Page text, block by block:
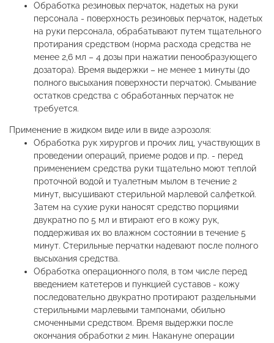
Обработка резиновых перчаток, надетых на руки
персонала - поверхность резиновых перчаток, надетых
на руки персонала, обрабатывают путем тщательного
протирания средством (норма расхода средства не
менее 2,6 мл – 4 дозы при нажатии пенообразующего
дозатора). Время выдержки – не менее 1 минуты (до
полного высыхания поверхности перчаток). Смывание
остатков средства с обработанных перчаток не
требуется.
Применение в жидком виде или в виде аэрозоля:
Обработка рук хирургов и прочих лиц, участвующих в
проведении операций, приеме родов и пр. - перед
применением средства руки тщательно моют теплой
проточной водой и туалетным мылом в течение 2
минут, высушивают стерильной марлевой салфеткой.
Затем на сухие руки наносят средство порциями
двукратно по 5 мл и втирают его в кожу рук,
поддерживая их во влажном состоянии в течение 5
минут. Стерильные перчатки надевают после полного
высыхания средства.
Обработка операционного поля, в том числе перед
введением катетеров и пункцией суставов - кожу
последовательно двукратно протирают раздельными
стерильными марлевыми тампонами, обильно
смоченными средством. Время выдержки после
окончания обработки 2 мин. Накануне операции